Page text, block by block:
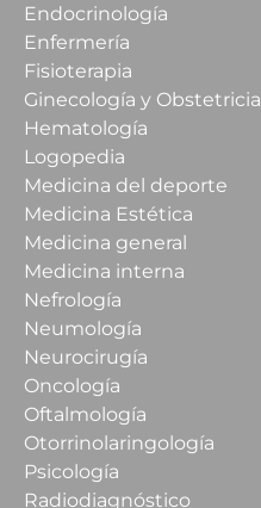
Endocrinología
Enfermería
Fisioterapia
Ginecología y Obstetricia
Hematología
Logopedia
Medicina del deporte
Medicina Estética
Medicina general
Medicina interna
Nefrología
Neumología
Neurocirugía
Oncología
Oftalmología
Otorrinolaringología
Psicología
Radiodiagnóstico